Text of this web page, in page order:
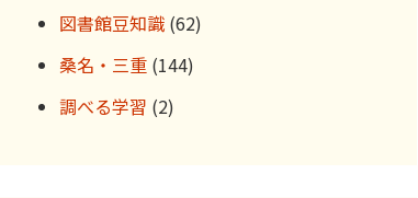
図書館豆知識 (62)
桑名・三重 (144)
調べる学習 (2)